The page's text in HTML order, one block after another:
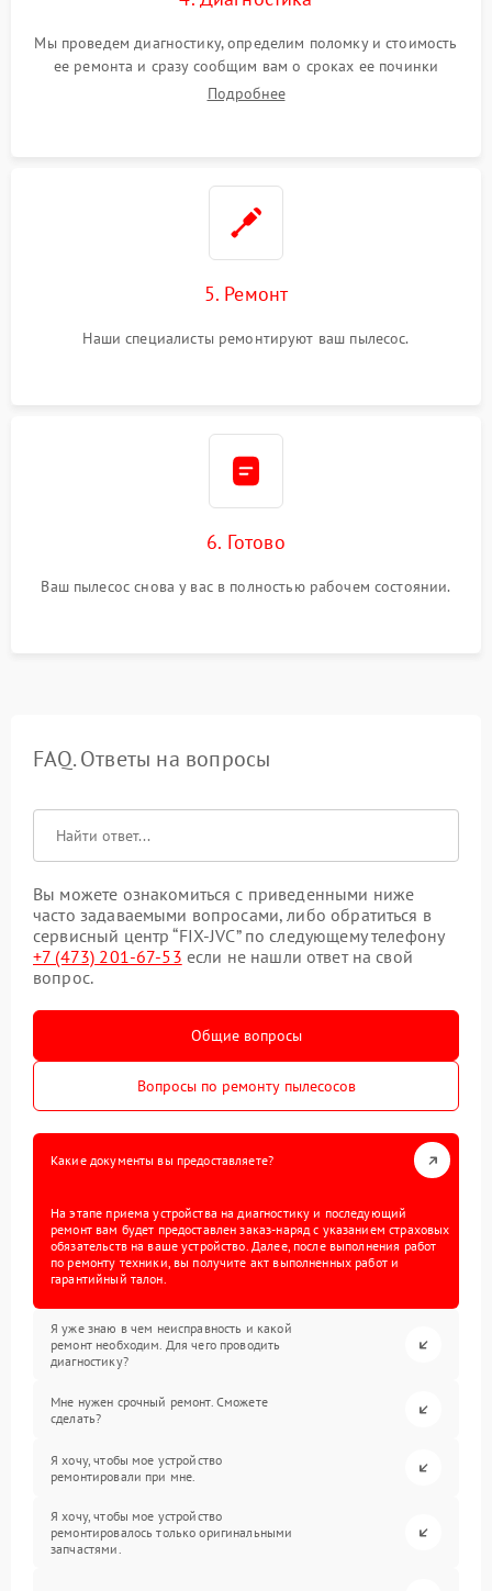
Мы проведем диагностику, определим поломку и стоимость
ее ремонта и сразу сообщим вам о сроках ее починки
Подробнее
5. Ремонт
Наши специалисты ремонтируют ваш пылесос.
6. Готово
Ваш пылесос снова у вас в полностью рабочем состоянии.
FAQ. Ответы на вопросы
Вы можете ознакомиться с приведенными ниже
часто задаваемыми вопросами, либо обратиться в
сервисный центр “FIX-JVC” по следующему телефону
+7 (473) 201-67-53 если не нашли ответ на свой
вопрос.
Общие вопросы
Вопросы по ремонту пылесосов
Какие документы вы предоставляете?
На этапе приема устройства на диагностику и последующий
ремонт вам будет предоставлен заказ-наряд с указанием страховых
обязательств на ваше устройство. Далее, после выполнения работ
по ремонту техники, вы получите акт выполненных работ и
гарантийный талон.
Я уже знаю в чем неисправность и какой
ремонт необходим. Для чего проводить
диагностику?
Мне нужен срочный ремонт. Сможете
сделать?
Я хочу, чтобы мое устройство
ремонтировали при мне.
Я хочу, чтобы мое устройство
ремонтировалось только оригинальными
запчастями.